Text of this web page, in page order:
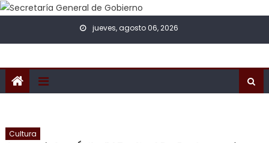
Skip to content
jueves, agosto 06, 2026
Cultura